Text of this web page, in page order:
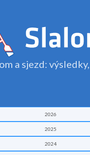
a sjezd:
2026
2025
2024